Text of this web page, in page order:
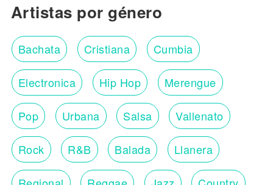
Artistas por género
Bachata Cristiana Cumbia
Electronica Hip Hop Merengue
Pop Urbana Salsa Vallenato
Rock R&B Balada Llanera